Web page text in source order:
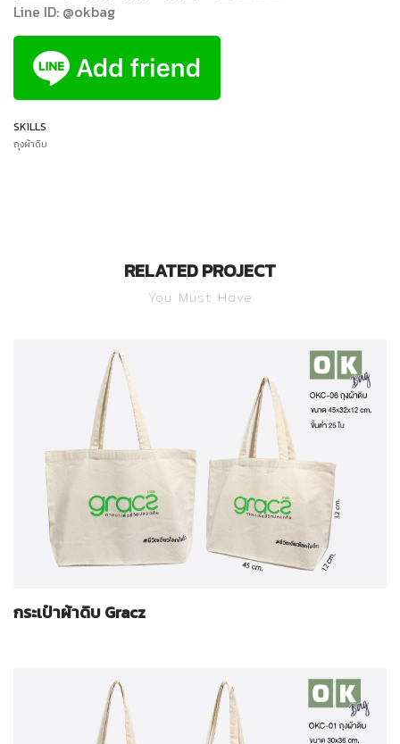
Line ID: @okbag
SKILLS
ถุงผ้าดิบ
RELATED PROJECT
You Must Have
กระเป๋าผ้าดิบ Gracz